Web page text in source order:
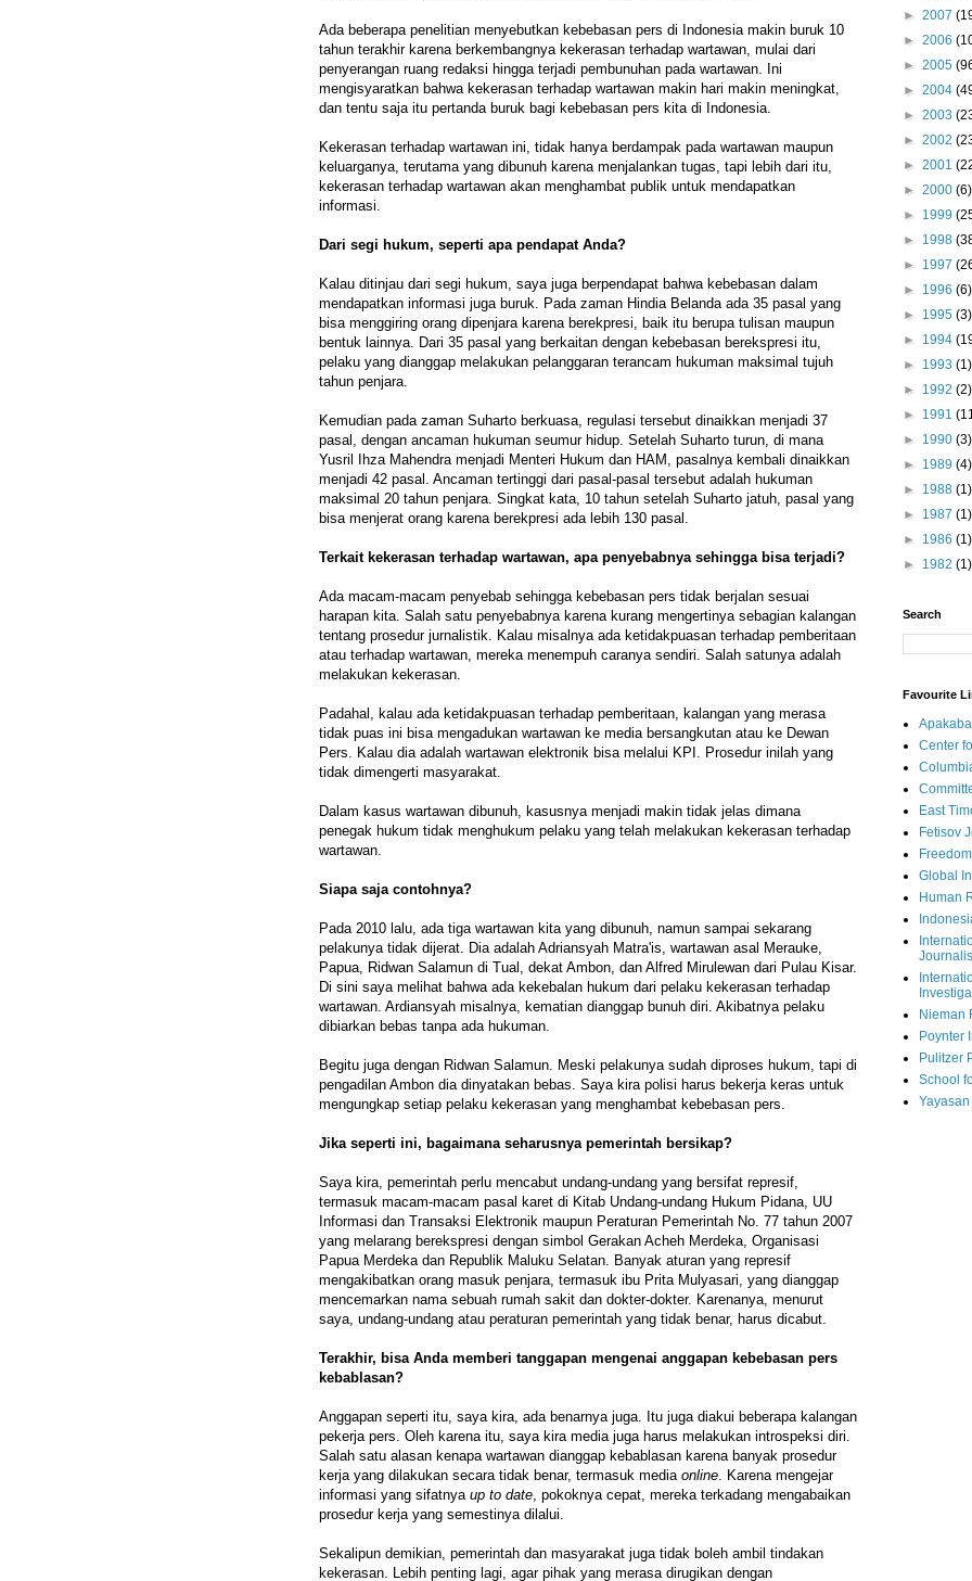
Ada beberapa penelitian menyebutkan kebebasan pers di Indonesia makin buruk 10
tahun terakhir karena berkembangnya kekerasan terhadap wartawan, mulai dari
penyerangan ruang redaksi hingga terjadi pembunuhan pada wartawan. Ini
mengisyaratkan bahwa kekerasan terhadap wartawan makin hari makin meningkat,
dan tentu saja itu pertanda buruk bagi kebebasan pers kita di Indonesia.
Kekerasan terhadap wartawan ini, tidak hanya berdampak pada wartawan maupun
keluarganya, terutama yang dibunuh karena menjalankan tugas, tapi lebih dari itu,
kekerasan terhadap wartawan akan menghambat publik untuk mendapatkan
informasi.
Dari segi hukum, seperti apa pendapat Anda?
Kalau ditinjau dari segi hukum, saya juga berpendapat bahwa kebebasan dalam
mendapatkan informasi juga buruk. Pada zaman Hindia Belanda ada 35 pasal yang
bisa menggiring orang dipenjara karena berekpresi, baik itu berupa tulisan maupun
bentuk lainnya. Dari 35 pasal yang berkaitan dengan kebebasan berekspresi itu,
pelaku yang dianggap melakukan pelanggaran terancam hukuman maksimal tujuh
tahun penjara.
Kemudian pada zaman Suharto berkuasa, regulasi tersebut dinaikkan menjadi 37
pasal, dengan ancaman hukuman seumur hidup. Setelah Suharto turun, di mana
Yusril Ihza Mahendra menjadi Menteri Hukum dan HAM, pasalnya kembali dinaikkan
menjadi 42 pasal. Ancaman tertinggi dari pasal-pasal tersebut adalah hukuman
maksimal 20 tahun penjara. Singkat kata, 10 tahun setelah Suharto jatuh, pasal yang
bisa menjerat orang karena berekpresi ada lebih 130 pasal.
Terkait kekerasan terhadap wartawan, apa penyebabnya sehingga bisa terjadi?
Ada macam-macam penyebab sehingga kebebasan pers tidak berjalan sesuai
harapan kita. Salah satu penyebabnya karena kurang mengertinya sebagian kalangan
tentang prosedur jurnalistik. Kalau misalnya ada ketidakpuasan terhadap pemberitaan
atau terhadap wartawan, mereka menempuh caranya sendiri. Salah satunya adalah
melakukan kekerasan.
Padahal, kalau ada ketidakpuasan terhadap pemberitaan, kalangan yang merasa
tidak puas ini bisa mengadukan wartawan ke media bersangkutan atau ke Dewan
Pers. Kalau dia adalah wartawan elektronik bisa melalui KPI. Prosedur inilah yang
tidak dimengerti masyarakat.
Dalam kasus wartawan dibunuh, kasusnya menjadi makin tidak jelas dimana
penegak hukum tidak menghukum pelaku yang telah melakukan kekerasan terhadap
wartawan.
Siapa saja contohnya?
Pada 2010 lalu, ada tiga wartawan kita yang dibunuh, namun sampai sekarang
pelakunya tidak dijerat. Dia adalah Adriansyah Matra'is, wartawan asal Merauke,
Papua, Ridwan Salamun di Tual, dekat Ambon, dan Alfred Mirulewan dari Pulau Kisar.
Di sini saya melihat bahwa ada kekebalan hukum dari pelaku kekerasan terhadap
wartawan. Ardiansyah misalnya, kematian dianggap bunuh diri. Akibatnya pelaku
dibiarkan bebas tanpa ada hukuman.
Begitu juga dengan Ridwan Salamun. Meski pelakunya sudah diproses hukum, tapi di
pengadilan Ambon dia dinyatakan bebas. Saya kira polisi harus bekerja keras untuk
mengungkap setiap pelaku kekerasan yang menghambat kebebasan pers.
Jika seperti ini, bagaimana seharusnya pemerintah bersikap?
Saya kira, pemerintah perlu mencabut undang-undang yang bersifat represif,
termasuk macam-macam pasal karet di Kitab Undang-undang Hukum Pidana, UU
Informasi dan Transaksi Elektronik maupun Peraturan Pemerintah No. 77 tahun 2007
yang melarang berekspresi dengan simbol Gerakan Acheh Merdeka, Organisasi
Papua Merdeka dan Republik Maluku Selatan. Banyak aturan yang represif
mengakibatkan orang masuk penjara, termasuk ibu Prita Mulyasari, yang dianggap
mencemarkan nama sebuah rumah sakit dan dokter-dokter. Karenanya, menurut
saya, undang-undang atau peraturan pemerintah yang tidak benar, harus dicabut.
Terakhir, bisa Anda memberi tanggapan mengenai anggapan kebebasan pers
kebablasan?
Anggapan seperti itu, saya kira, ada benarnya juga. Itu juga diakui beberapa kalangan
pekerja pers. Oleh karena itu, saya kira media juga harus melakukan introspeksi diri.
Salah satu alasan kenapa wartawan dianggap kebablasan karena banyak prosedur
kerja yang dilakukan secara tidak benar, termasuk media online . Karena mengejar
informasi yang sifatnya up to date , pokoknya cepat, mereka terkadang mengabaikan
prosedur kerja yang semestinya dilalui.
Sekalipun demikian, pemerintah dan masyarakat juga tidak boleh ambil tindakan
kekerasan. Lebih penting lagi, agar pihak yang merasa dirugikan dengan
► 2007
► 2006
► 2005
► 2004
► 2003
► 2002
► 2001
► 2000 (6)
► 1999
► 1998
► 1997
► 1996 (6)
► 1995 (3)
► 1994
► 1993 (1)
► 1992 (2)
► 1991
► 1990 (3)
► 1989 (4)
► 1988 (1)
► 1987 (1)
► 1986 (1)
► 1982 (1)
Search
Favourite
Center
East
Fetisov
Global
Human
Nieman
Poynter
Pulitzer
School